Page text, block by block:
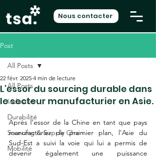
Nous contacter
Post
All Posts
Industrie
Durabilité
Sourcing & Supply Chain
Mobilité
All Posts
L’essor du sourcing durable dans
le secteur manufacturier en Asie.
22 févr. 2025 4 min de lecture
Après l’essor de la Chine en tant que pays
manufacturier de premier plan, l’Asie du
Sud-Est a suivi la voie qui lui a permis de
devenir également une puissance